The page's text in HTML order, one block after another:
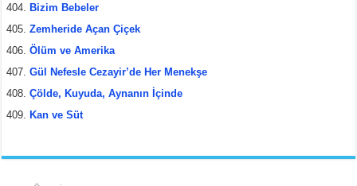
Bizim Bebeler
Zemheride Açan Çiçek
Ölüm ve Amerika
Gül Nefesle Cezayir’de Her Menekşe
Çölde, Kuyuda, Aynanın İçinde
Kan ve Süt